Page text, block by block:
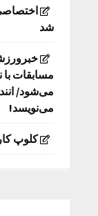
شد
مسابقات
می‌شود/
می‌نویسد!
کلوپ